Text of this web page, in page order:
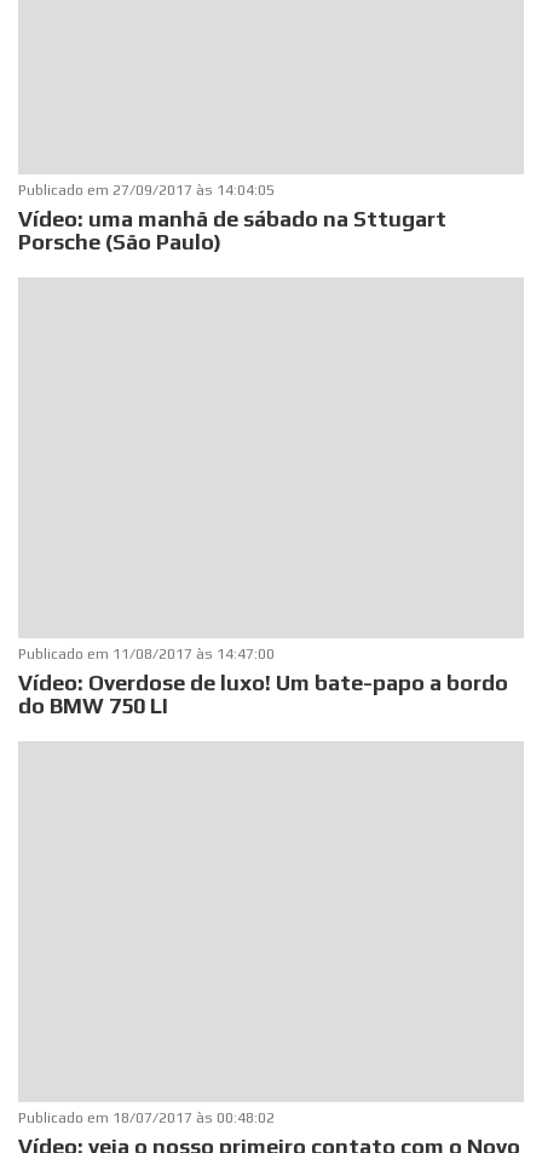
Publicado em 27/09/2017 às 14:04:05
Vídeo: uma manhã de sábado na Sttugart
Porsche (São Paulo)
Publicado em 11/08/2017 às 14:47:00
Vídeo: Overdose de luxo! Um bate-papo a bordo
do BMW 750 LI
Publicado em 18/07/2017 às 00:48:02
Vídeo: veja o nosso primeiro contato com o Novo